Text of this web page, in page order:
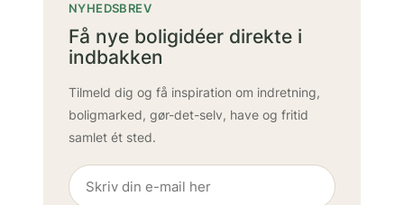
NYHEDSBREV
Få nye boligidéer direkte i
indbakken
Tilmeld dig og få inspiration om indretning,
boligmarked, gør-det-selv, have og fritid
samlet ét sted.